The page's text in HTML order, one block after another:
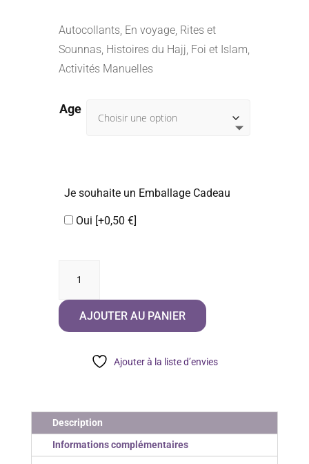
Autocollants, En voyage, Rites et
Sounnas, Histoires du Hajj, Foi et Islam,
Activités Manuelles
Age
Je souhaite un Emballage Cadeau
Oui [+0,50 €]
Mes
Activités
Du
Oumra
AJOUTER AU PANIER
Ajouter à la liste d’envies
Description
Informations complémentaires